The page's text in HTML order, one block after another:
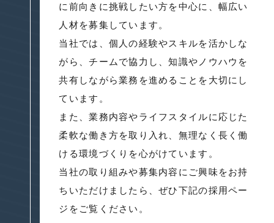
に前向きに挑戦したい方を中心に、幅広い
人材を募集しています。
当社では、個人の経験やスキルを活かしな
がら、チームで協力し、知識やノウハウを
共有しながら業務を進めることを大切にし
ています。
また、業務内容やライフスタイルに応じた
柔軟な働き方を取り入れ、無理なく長く働
ける環境づくりを心がけています。
当社の取り組みや募集内容にご興味をお持
ちいただけましたら、ぜひ下記の採用ペー
ジをご覧ください。